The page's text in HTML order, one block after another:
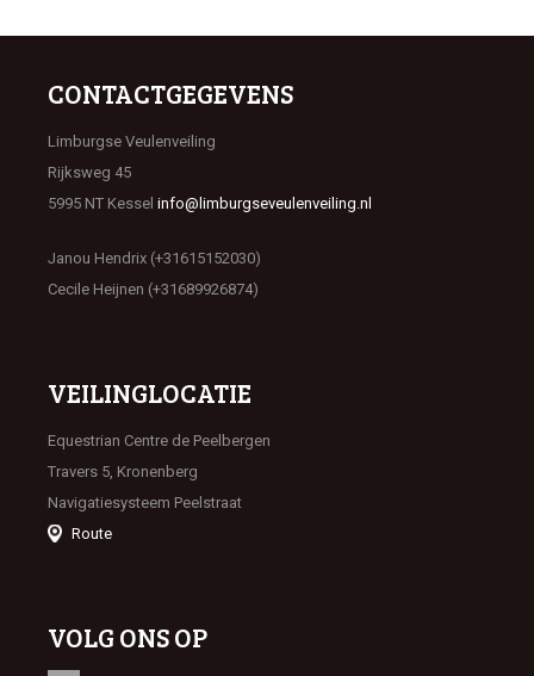
CONTACTGEGEVENS
Limburgse Veulenveiling
Rijksweg 45
5995 NT Kessel info@limburgseveulenveiling.nl
Janou Hendrix (+31615152030)
Cecile Heijnen (+31689926874)
VEILINGLOCATIE
Equestrian Centre de Peelbergen
Travers 5, Kronenberg
Navigatiesysteem Peelstraat
Route
VOLG ONS OP